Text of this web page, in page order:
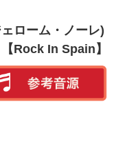
ローム・ノーレ)
Rock In Spain】